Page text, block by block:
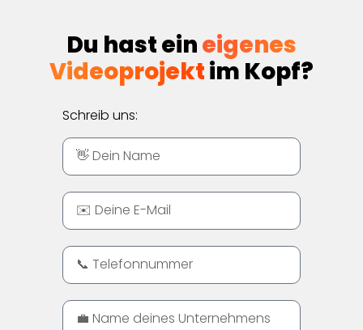
Du hast eineigenes
Videoprojektim Kopf?
Schreib uns: